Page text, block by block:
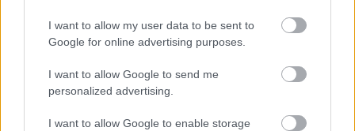
I want to allow my user data to be sent to
Google for online advertising purposes.
I want to allow Google to send me
personalized advertising.
I want to allow Google to enable storage
Belényi lételeme az alkotás. Saját projektjén túl az
mellett is tevékenykedik, a Videómánia csatornán
megjelent dalok szövegeit ő írta, sőt, a hozzájuk
készült klipeket is ő rendezte. Most pedig itt a